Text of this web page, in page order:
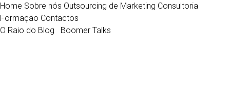
Home Sobre nós Outsourcing de Marketing Consultoria
Formação Contactos
O Raio do Blog
Boomer Talks